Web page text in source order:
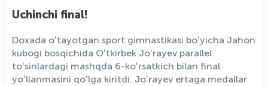
Uchinchi final!
Doxada oʻtayotgan sport gimnastikasi boʻyicha Jahon
kubogi bosqichida Oʻtkirbek Joʻrayev parallel
toʻsinlardagi mashqda 6-koʻrsatkich bilan final
yoʻllanmasini qoʻlga kiritdi. Joʻrayev ertaga medallar